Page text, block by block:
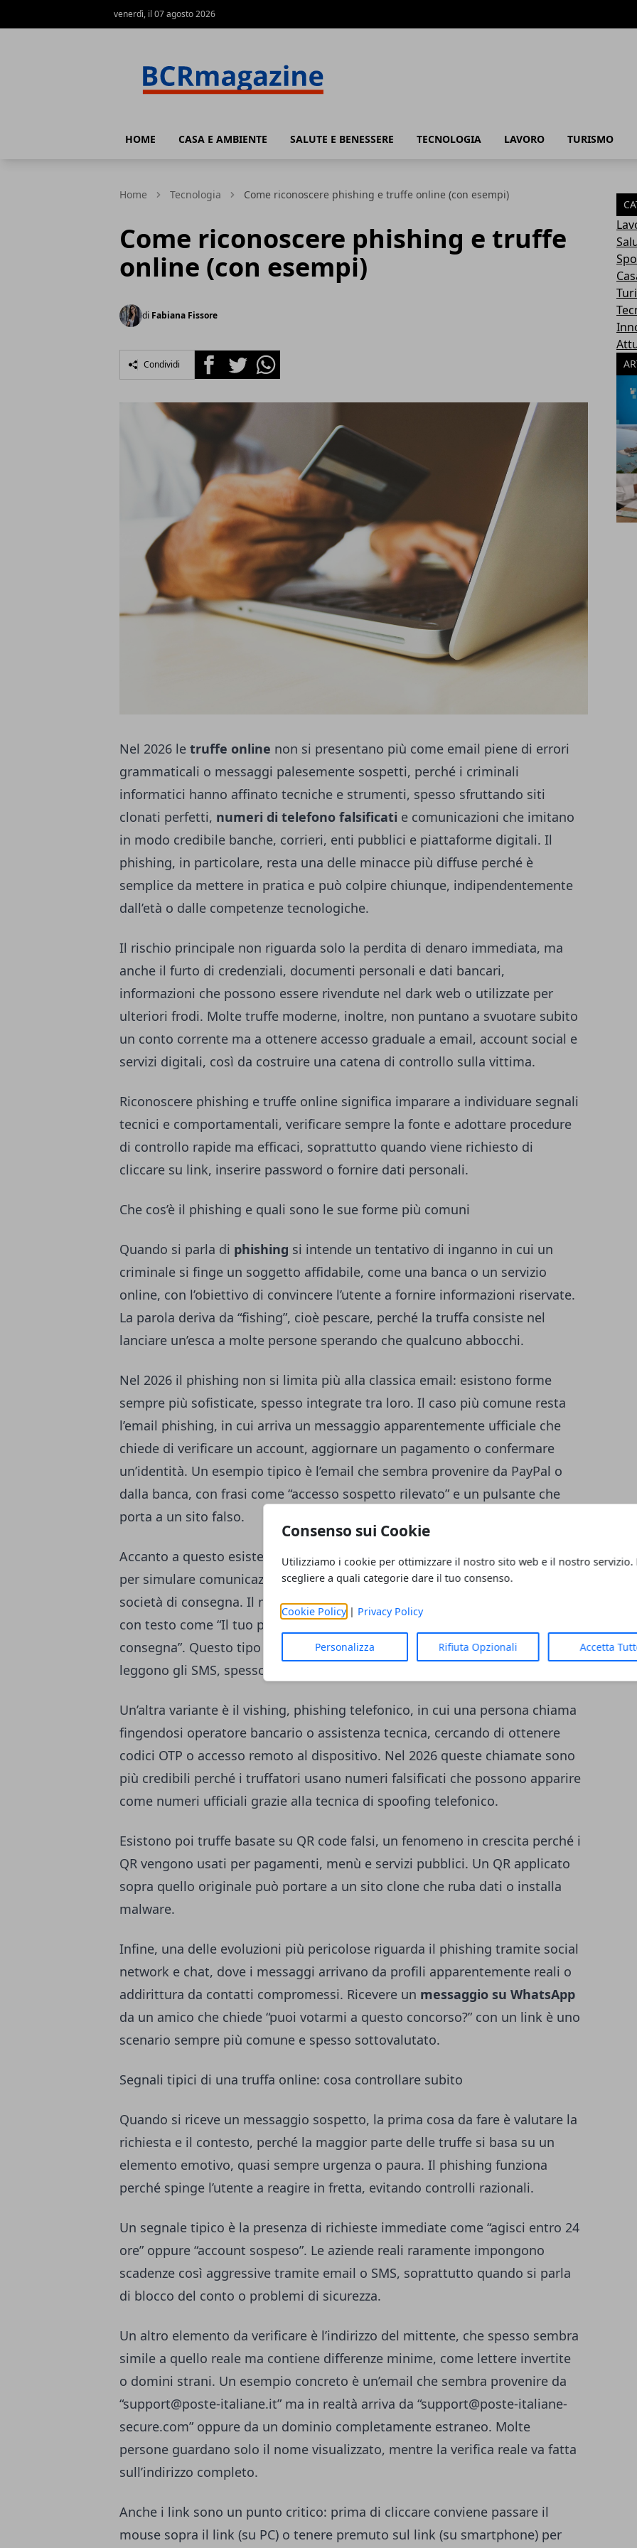
Consenso sui Cookie
Utilizziamo i cookie per ottimizzare il nostro sito web e il nostro servizio.
scegliere a quali categorie dare il tuo consenso.
Cookie Policy| Privacy Policy
Personalizza Rifiuta Opzionali Accetta
venerdì, il 07 agosto 2026
HOME CASA E AMBIENTE SALUTE E BENESSERE TECNOLOGIA LAVORO TURISMO
Home Tecnologia Come riconoscere phishing e truffe online (con esempi)
Come riconoscere phishing e truffe
online (con esempi)
di Fabiana Fissore
Condividi FacebookTwitterWhatsapp
Nel 2026 le truffe online non si presentano più come email piene di errori
grammaticali o messaggi palesemente sospetti, perché i criminali
informatici hanno affinato tecniche e strumenti, spesso sfruttando siti
clonati perfetti, numeri di telefono falsificati e comunicazioni che imitano
in modo credibile banche, corrieri, enti pubblici e piattaforme digitali. Il
phishing, in particolare, resta una delle minacce più diffuse perché è
semplice da mettere in pratica e può colpire chiunque, indipendentemente
dall’età o dalle competenze tecnologiche.
Il rischio principale non riguarda solo la perdita di denaro immediata, ma
anche il furto di credenziali, documenti personali e dati bancari,
informazioni che possono essere rivendute nel dark web o utilizzate per
ulteriori frodi. Molte truffe moderne, inoltre, non puntano a svuotare subito
un conto corrente ma a ottenere accesso graduale a email, account social e
servizi digitali, così da costruire una catena di controllo sulla vittima.
Riconoscere phishing e truffe online significa imparare a individuare segnali
tecnici e comportamentali, verificare sempre la fonte e adottare procedure
di controllo rapide ma efficaci, soprattutto quando viene richiesto di
cliccare su link, inserire password o fornire dati personali.
Che cos’è il phishing e quali sono le sue forme più comuni
Quando si parla di phishing si intende un tentativo di inganno in cui un
criminale si finge un soggetto affidabile, come una banca o un servizio
online, con l’obiettivo di convincere l’utente a fornire informazioni riservate.
La parola deriva da “fishing”, cioè pescare, perché la truffa consiste nel
lanciare un’esca a molte persone sperando che qualcuno abbocchi.
Nel 2026 il phishing non si limita più alla classica email: esistono forme
sempre più sofisticate, spesso integrate tra loro. Il caso più comune resta
l’email phishing, in cui arriva un messaggio apparentemente ufficiale che
chiede di verificare un account, aggiornare un pagamento o confermare
un’identità. Un esempio tipico è l’email che sembra provenire da PayPal o
dalla banca, con frasi come “accesso sospetto rilevato” e un pulsante che
porta a un sito falso.
Accanto a questo esiste lo smishing, cioè phishing via SMS, spesso usato
per simulare comunicazioni urgenti da parte di corrieri, Poste Italiane o
società di consegna. Il messaggio può contenere un link breve e generico,
con testo come “Il tuo pacco è in giacenza, paga 2,99€ per sbloccare la
consegna”. Questo tipo di truffa sfrutta la velocità con cui le persone
leggono gli SMS, spesso senza riflettere.
Un’altra variante è il vishing, phishing telefonico, in cui una persona chiama
fingendosi operatore bancario o assistenza tecnica, cercando di ottenere
codici OTP o accesso remoto al dispositivo. Nel 2026 queste chiamate sono
più credibili perché i truffatori usano numeri falsificati che possono apparire
come numeri ufficiali grazie alla tecnica di spoofing telefonico.
Esistono poi truffe basate su QR code falsi, un fenomeno in crescita perché i
QR vengono usati per pagamenti, menù e servizi pubblici. Un QR applicato
sopra quello originale può portare a un sito clone che ruba dati o installa
malware.
Infine, una delle evoluzioni più pericolose riguarda il phishing tramite social
network e chat, dove i messaggi arrivano da profili apparentemente reali o
addirittura da contatti compromessi. Ricevere un messaggio su WhatsApp
da un amico che chiede “puoi votarmi a questo concorso?” con un link è uno
scenario sempre più comune e spesso sottovalutato.
Segnali tipici di una truffa online: cosa controllare subito
Quando si riceve un messaggio sospetto, la prima cosa da fare è valutare la
richiesta e il contesto, perché la maggior parte delle truffe si basa su un
elemento emotivo, quasi sempre urgenza o paura. Il phishing funziona
perché spinge l’utente a reagire in fretta, evitando controlli razionali.
Un segnale tipico è la presenza di richieste immediate come “agisci entro 24
ore” oppure “account sospeso”. Le aziende reali raramente impongono
scadenze così aggressive tramite email o SMS, soprattutto quando si parla
di blocco del conto o problemi di sicurezza.
Un altro elemento da verificare è l’indirizzo del mittente, che spesso sembra
simile a quello reale ma contiene differenze minime, come lettere invertite
o domini strani. Un esempio concreto è un’email che sembra provenire da
“support@poste-italiane.it” ma in realtà arriva da “support@poste-italiane-
secure.com” oppure da un dominio completamente estraneo. Molte
persone guardano solo il nome visualizzato, mentre la verifica reale va fatta
sull’indirizzo completo.
Anche i link sono un punto critico: prima di cliccare conviene passare il
mouse sopra il link (su PC) o tenere premuto sul link (su smartphone) per